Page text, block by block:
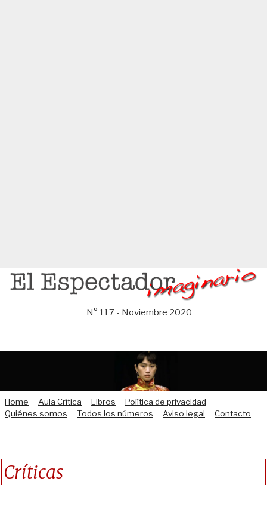
Saltar
N° 117 - Noviembre 2020
Home Aula Crítica Libros
Política de privacidad
Quiénes somos
Todos los números Aviso legal Contacto
Críticas